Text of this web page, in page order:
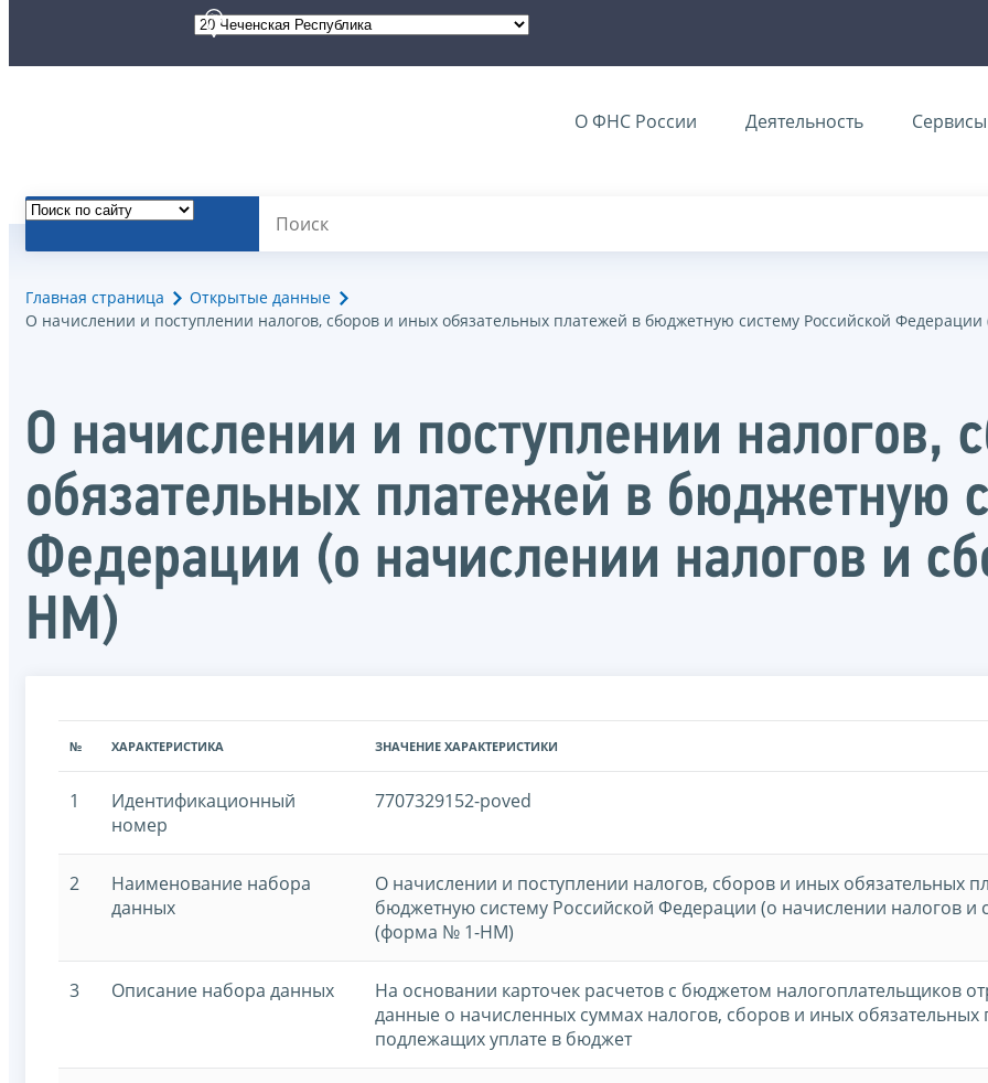
О ФНС России Деятельность Сервисы
Главная страница
Открытые данные
О начислении и поступлении налогов, сборов и иных обязательных платежей в бюджетную систему Российской
О начислении и поступлении налогов,
обязательных платежей в бюджетную
Федерации (о начислении налогов и
НМ)
№ ХАРАКТЕРИСТИКА ЗНАЧЕНИЕ ХАРАКТЕРИСТИКИ
1
Идентификационный
номер
7707329152-poved
2
Наименование набора
данных
О начислении и поступлении налогов, сборов и иных обязательных
бюджетную систему Российской Федерации (о начислении налогов и
(форма № 1-НМ)
3 Описание набора данных
На основании карточек расчетов с бюджетом налогоплательщиков
данные о начисленных суммах налогов, сборов и иных обязательных
подлежащих уплате в бюджет